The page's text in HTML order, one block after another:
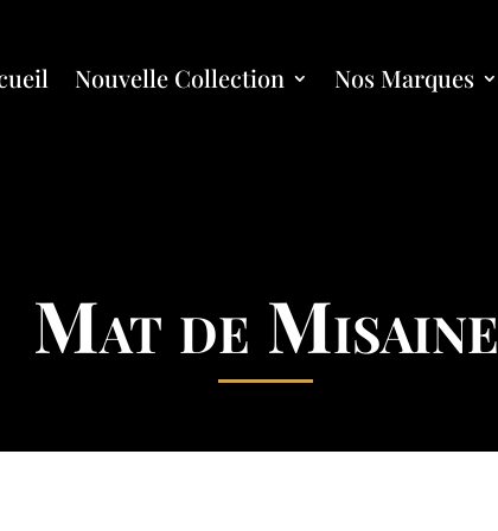
Nouvelle Collection Nos Marques
Mat de Misaine